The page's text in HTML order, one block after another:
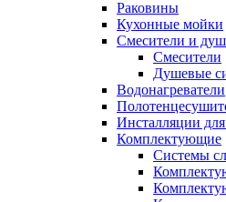
Раковины
Кухонные мойки
Смесители и
Смесители
Душевые
Водонагреватели
Инсталляции для
Комплектующие
Системы